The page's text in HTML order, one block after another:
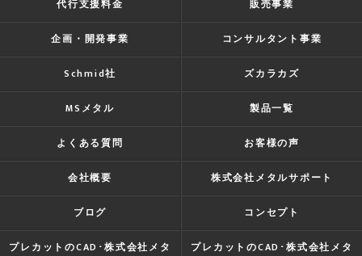
代行支援料金 販売事業
企画・開発事業 コンサルタント事業
Schmid社 ズカラカズ
MSメタル 製品一覧
よくある質問 お客様の声
会社概要 株式会社メタルサポート
ブログ コンセプト
プレカットのCAD･株式会社メタ
プレカットのCAD･株式会社メタ